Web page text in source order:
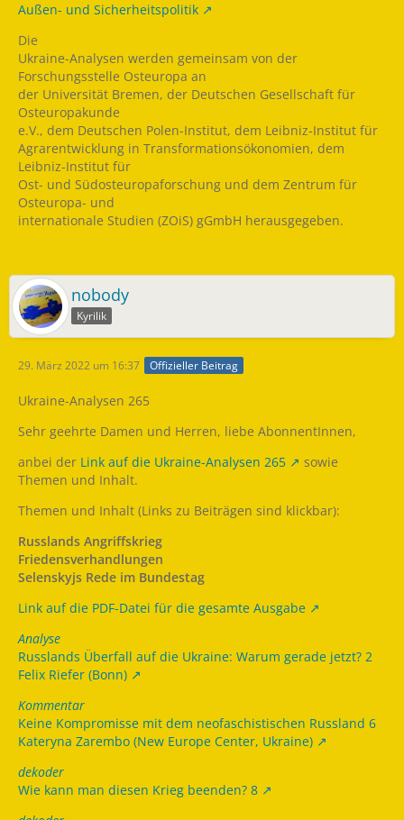
Außen- und Sicherheitspolitik
Die
Ukraine-Analysen werden gemeinsam von der
Forschungsstelle Osteuropa an
der Universität Bremen, der Deutschen Gesellschaft für
Osteuropakunde
e.V., dem Deutschen Polen-Institut, dem Leibniz-Institut für
Agrarentwicklung in Transformationsökonomien, dem
Leibniz-Institut für
Ost- und Südosteuropaforschung und dem Zentrum für
Osteuropa- und
internationale Studien (ZOiS) gGmbH herausgegeben.
nobody
Kyrilik
29. März 2022 um 16:37 Offizieller Beitrag
Ukraine-Analysen 265
Sehr geehrte Damen und Herren, liebe AbonnentInnen,
anbei der Link auf die Ukraine-Analysen 265
sowie
Themen und Inhalt.
Themen und Inhalt (Links zu Beiträgen sind klickbar):
Russlands Angriffskrieg
Friedensverhandlungen
Selenskyjs Rede im Bundestag
Link auf die PDF-Datei für die gesamte Ausgabe
Analyse
Russlands Überfall auf die Ukraine: Warum gerade jetzt? 2
Felix Riefer (Bonn)
Kommentar
Keine Kompromisse mit dem neofaschistischen Russland 6
Kateryna Zarembo (New Europe Center, Ukraine)
dekoder
Wie kann man diesen Krieg beenden? 8